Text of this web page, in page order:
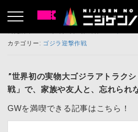
カテゴリー: ゴジラ迎撃作戦
”世界初の実物大ゴジラアトラク
戦」で、家族や友人と、忘れられ
GWを満喫できる記事はこちら！